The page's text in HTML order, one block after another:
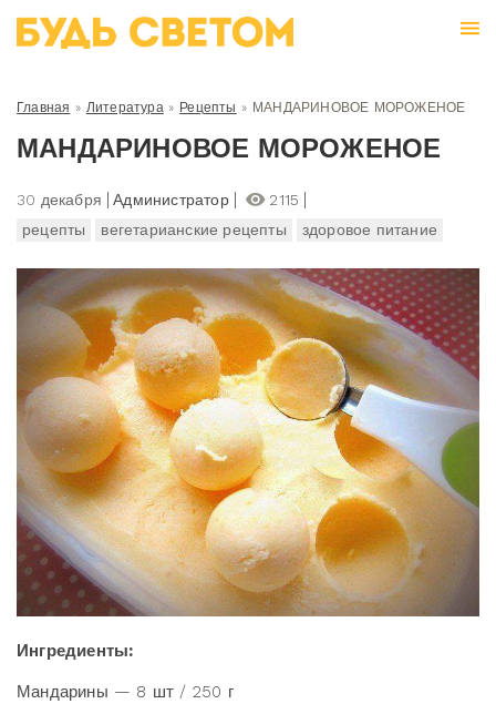
Главная » Литература» Рецепты » МАНДАРИНОВОЕ МОРОЖЕНОЕ
МАНДАРИНОВОЕ МОРОЖЕНОЕ
30 декабря Администратор
2115
рецепты
вегетарианские рецепты здоровое питание
Ингредиенты:
Мандарины — 8 шт / 250 г